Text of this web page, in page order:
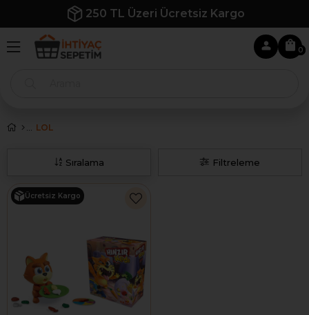
250 TL Üzeri Ücretsiz Kargo
0
LOL
Filtreleme
Sıralama
Ücretsiz Kargo